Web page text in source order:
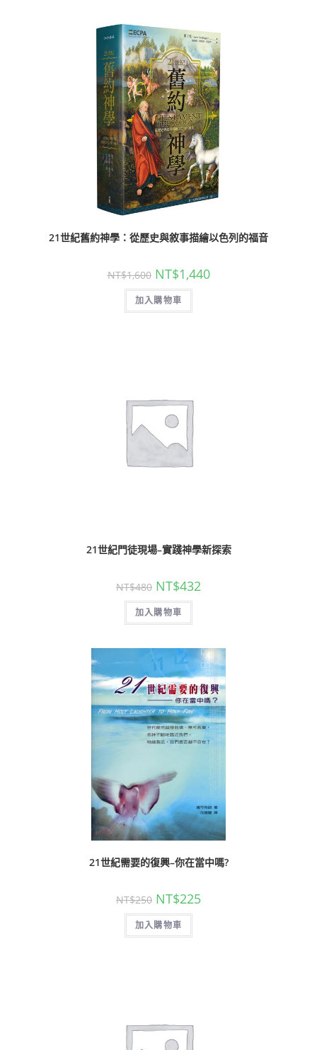
21世紀舊約神學：從歷史與敘事描繪以色列的福音
NT$1,600 NT$1,440
加入購物車
21世紀門徒現場–實踐神學新探索
NT$480 NT$432
加入購物車
21世紀需要的復興–你在當中嗎?
NT$250 NT$225
加入購物車